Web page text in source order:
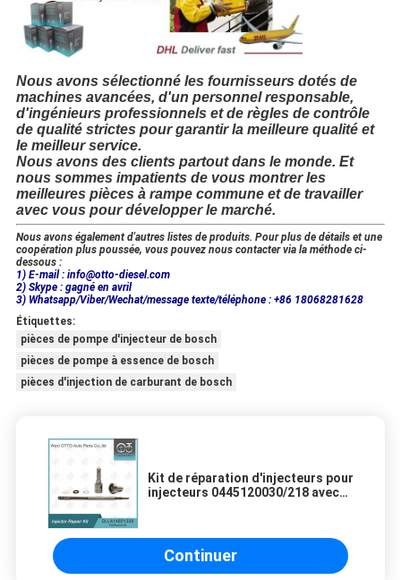
Nous avons sélectionné les fournisseurs dotés de
machines avancées, d'un personnel responsable,
d'ingénieurs professionnels et de règles de contrôle
de qualité strictes pour garantir la meilleure qualité et
le meilleur service.
Nous avons des clients partout dans le monde. Et
nous sommes impatients de vous montrer les
meilleures pièces à rampe commune et de travailler
avec vous pour développer le marché.
Nous avons également d'autres listes de produits. Pour plus de détails et une
coopération plus poussée, vous pouvez nous contacter via la méthode ci-
dessous :
1) E-mail : info@otto-diesel.com
2) Skype : gagné en avril
3) Whatsapp/Viber/Wechat/message texte/téléphone : +86 18068281628
Étiquettes:
pièces de pompe d'injecteur de bosch
pièces de pompe à essence de bosch
pièces d'injection de carburant de bosch
Kit de réparation d'injecteurs pour
injecteurs 0445120030/218 avec
Continuer